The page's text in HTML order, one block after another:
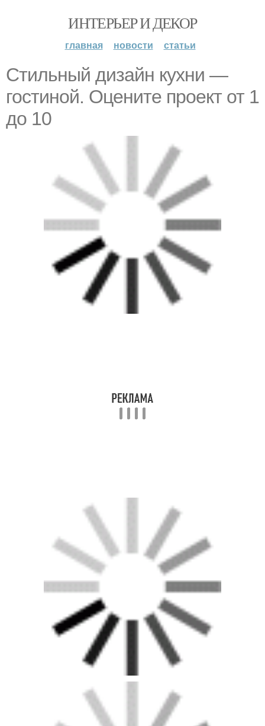
ИНТЕРЬЕР И ДЕКОР
главная новости статьи
Стильный дизайн кухни —
гостиной. Оцените проект от 1
до 10